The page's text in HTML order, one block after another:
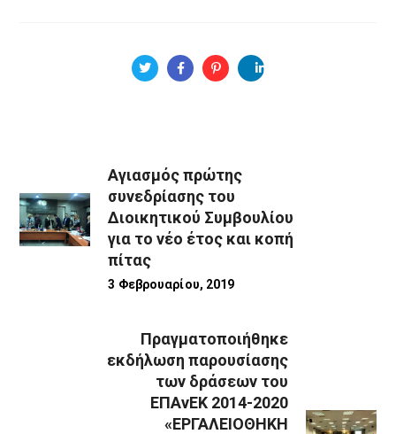
Αγιασμός πρώτης
συνεδρίασης του
Διοικητικού Συμβουλίου
για το νέο έτος και κοπή
πίτας
3 Φεβρουαρίου, 2019
Πραγματοποιήθηκε
εκδήλωση παρουσίασης
των δράσεων του
ΕΠΑνΕΚ 2014-2020
«ΕΡΓΑΛΕΙΟΘΗΚΗ